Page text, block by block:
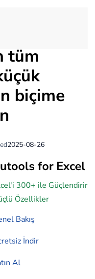
tüm
biçime
2025-08-26
for Excel
300+ ile Güçlendirir
Özellikler
Bakış
İndir
Al